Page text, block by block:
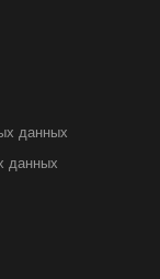
данных
данных